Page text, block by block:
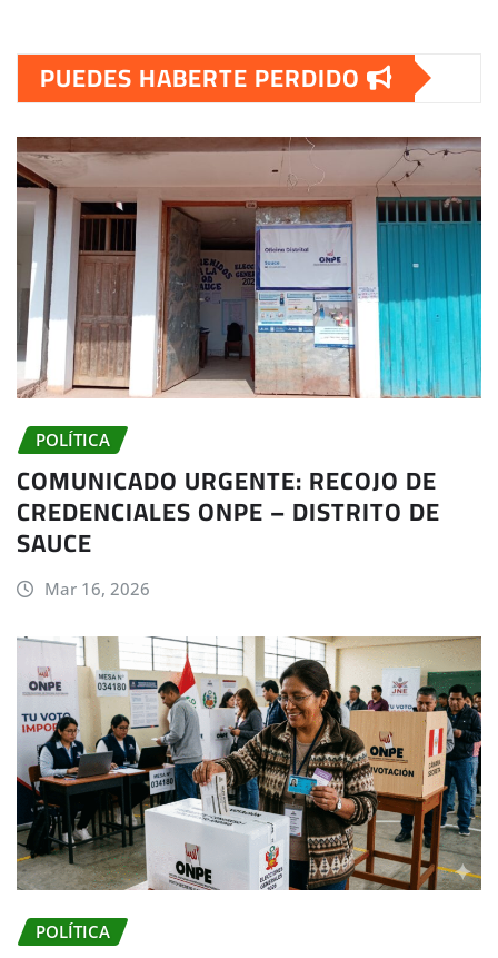
PUEDES HABERTE PERDIDO
POLÍTICA
COMUNICADO URGENTE: RECOJO DE
CREDENCIALES ONPE – DISTRITO DE
SAUCE
Mar 16, 2026
POLÍTICA